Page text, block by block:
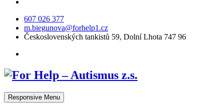
607 026 377
m.biegunova@forhelp1.cz
Československých tankistů 59, Dolní Lhota 747 96
Responsive Menu